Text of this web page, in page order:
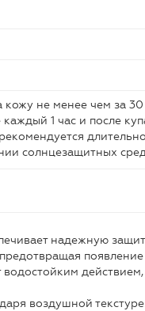
кожу не менее чем за
1 час и после
солнцезащитных
надежную
воздушной